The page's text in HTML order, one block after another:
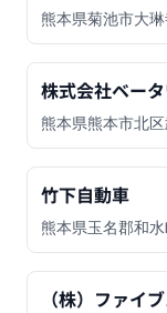
熊本県菊池市大琳
株式会社ベー
熊本県熊本市北
竹下自動車
熊本県玉名郡和
（株）ファイ